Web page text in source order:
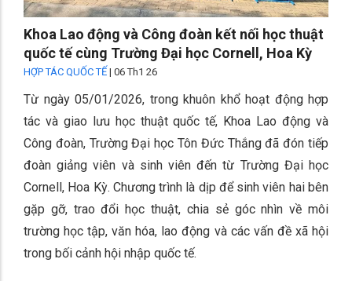
Khoa Lao động và Công đoàn kết nối học thuật
quốc tế cùng Trường Đại học Cornell, Hoa Kỳ
HỢP TÁC QUỐC TẾ | 06 Th1 26
Từ ngày 05/01/2026, trong khuôn khổ hoạt động hợp
tác và giao lưu học thuật quốc tế, Khoa Lao động và
Công đoàn, Trường Đại học Tôn Đức Thắng đã đón tiếp
đoàn giảng viên và sinh viên đến từ Trường Đại học
Cornell, Hoa Kỳ. Chương trình là dịp để sinh viên hai bên
gặp gỡ, trao đổi học thuật, chia sẻ góc nhìn về môi
trường học tập, văn hóa, lao động và các vấn đề xã hội
trong bối cảnh hội nhập quốc tế.